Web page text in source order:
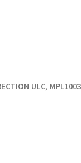
ULC,